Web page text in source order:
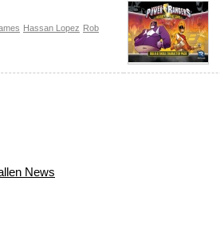
Hassan Lopez Rob
News